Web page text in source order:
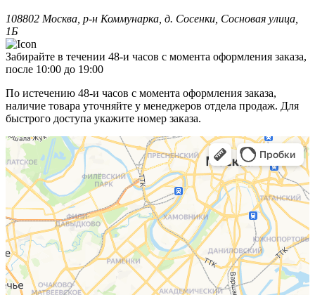
108802 Москва, р-н Коммунарка, д. Сосенки, Сосновая улица,
1Б
Забирайте в течении 48-и часов с момента оформления заказа,
после 10:00 до 19:00
По истечению 48-и часов с момента оформления заказа,
наличие товара уточняйте у менеджеров отдела продаж. Для
быстрого доступа укажите номер заказа.